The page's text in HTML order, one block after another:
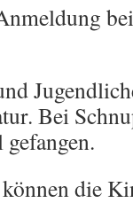
Bei
die